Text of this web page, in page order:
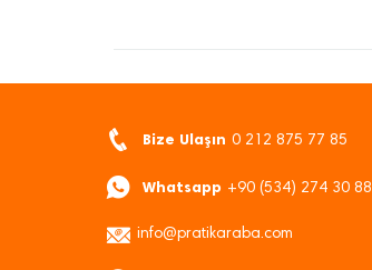
Bize Ulaşın 0 212 875 77 85
Whatsapp +90 (534) 274 30 88
info@pratikaraba.com